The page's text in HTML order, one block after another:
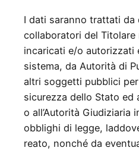
I dati saranno trattati da
collaboratori del Titolare
incaricati e/o autorizzati
sistema, da Autorità di
altri soggetti pubblici
sicurezza dello Stato ed
o all’Autorità Giudiziaria
obblighi di legge,
reato, nonché da